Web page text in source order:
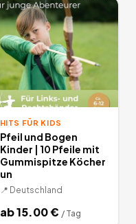
HITS FÜR KIDS
Pfeil und Bogen
Kinder | 10 Pfeile mit
Gummispitze Köcher
un
📍 Deutschland
ab15.00€ / Tag